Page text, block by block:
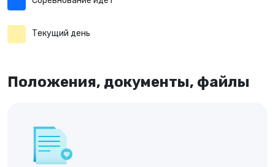
Текущий день
Положения, документы, файлы